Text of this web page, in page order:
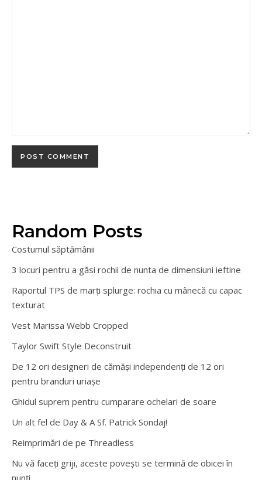
Random Posts
Costumul săptămânii
3 locuri pentru a găsi rochii de nunta de dimensiuni ieftine
Raportul TPS de marți splurge: rochia cu mânecă cu capac
texturat
Vest Marissa Webb Cropped
Taylor Swift Style Deconstruit
De 12 ori designeri de cămăși independenți de 12 ori
pentru branduri uriașe
Ghidul suprem pentru cumparare ochelari de soare
Un alt fel de Day & A Sf. Patrick Sondaj!
Reimprimări de pe Threadless
Nu vă faceți griji, aceste povești se termină de obicei în
nunți